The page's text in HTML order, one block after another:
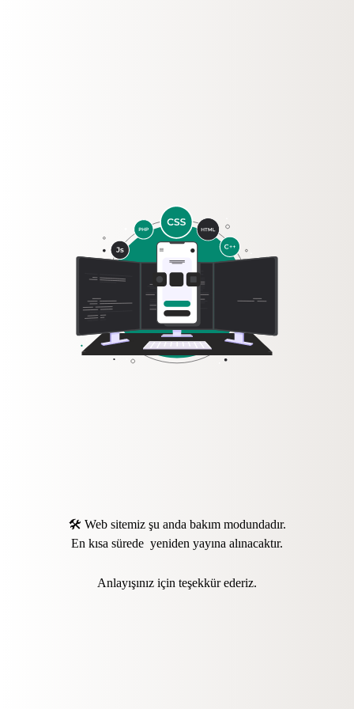
🛠️ Web sitemiz şu anda bakım modundadır.
En kısa sürede yeniden yayına alınacaktır.
Anlayışınız için teşekkür ederiz.